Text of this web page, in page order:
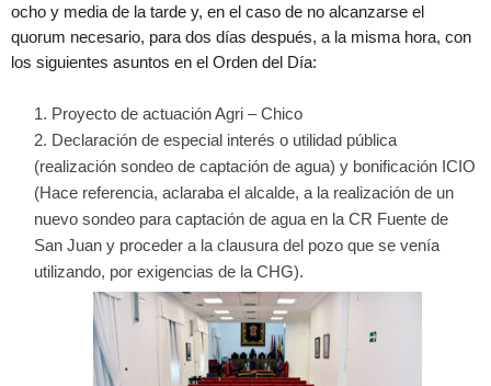
ocho y media de la tarde y, en el caso de no alcanzarse el
quorum necesario, para dos días después, a la misma hora, con
los siguientes asuntos en el Orden del Día:
Proyecto de actuación Agri – Chico
Declaración de especial interés o utilidad pública
(realización sondeo de captación de agua) y bonificación ICIO
(Hace referencia, aclaraba el alcalde, a la realización de un
nuevo sondeo para captación de agua en la CR Fuente de
San Juan y proceder a la clausura del pozo que se venía
utilizando, por exigencias de la CHG).